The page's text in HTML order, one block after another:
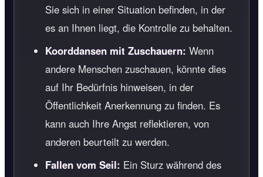
Sie sich in einer Situation befinden, in der
es an Ihnen liegt, die Kontrolle zu behalten.
Koorddansen mit Zuschauern: Wenn
andere Menschen zuschauen, könnte dies
auf Ihr Bedürfnis hinweisen, in der
Öffentlichkeit Anerkennung zu finden. Es
kann auch Ihre Angst reflektieren, von
anderen beurteilt zu werden.
Fallen vom Seil: Ein Sturz während des